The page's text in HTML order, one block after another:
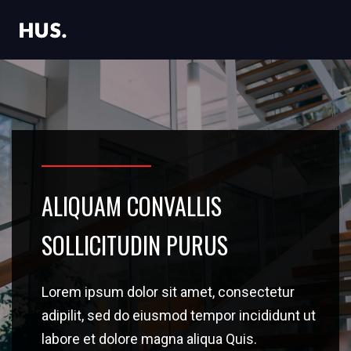
ALIQUAM CONVALLIS
SOLLICITUDIN PURUS
Lorem ipsum dolor sit amet, consectetur
adipilit, sed do eiusmod tempor incididunt ut
labore et dolore magna aliqua Quis.